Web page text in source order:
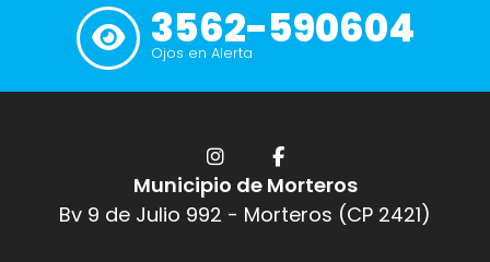
3562-590604
Ojos en Alerta
Municipio de Morteros
Bv 9 de Julio 992 - Morteros (CP 2421)